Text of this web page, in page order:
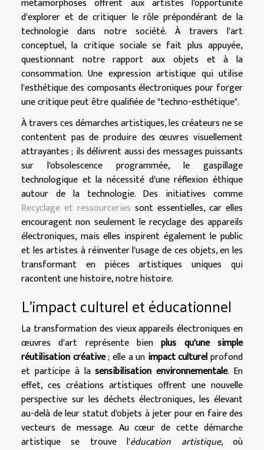
d'explorer et de critiquer le rôle prépondérant de la
technologie dans notre société. À travers l'art
conceptuel, la critique sociale se fait plus appuyée,
questionnant notre rapport aux objets et à la
consommation. Une expression artistique qui utilise
l'esthétique des composants électroniques pour forger
une critique peut être qualifiée de "techno-esthétique".
À travers ces démarches artistiques, les créateurs ne se
contentent pas de produire des œuvres visuellement
attrayantes ; ils délivrent aussi des messages puissants
sur l'obsolescence programmée, le gaspillage
technologique et la nécessité d'une réflexion éthique
autour de la technologie. Des initiatives comme
Recyclage et ressourceries sont essentielles, car elles
encouragent non seulement le recyclage des appareils
électroniques, mais elles inspirent également le public
et les artistes à réinventer l'usage de ces objets, en les
transformant en pièces artistiques uniques qui
racontent une histoire, notre histoire.
L'impact culturel et éducationnel
La transformation des vieux appareils électroniques en
œuvres d'art représente bienplus qu'une simple
réutilisation créative; elle a un impact culturelprofond
et participe à lasensibilisation environnementale. En
effet, ces créations artistiques offrent une nouvelle
perspective sur les déchets électroniques, les élevant
au-delà de leur statut d'objets à jeter pour en faire des
vecteurs de message. Au cœur de cette démarche
artistique se trouve l'éducation artistique, où